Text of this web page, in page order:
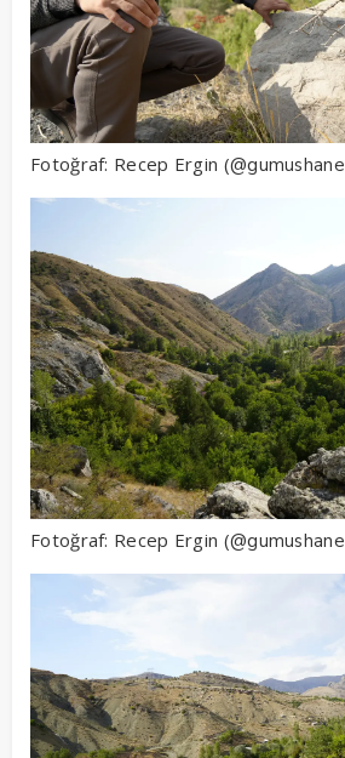
Fotoğraf: Recep Ergin (@gumushane
Fotoğraf: Recep Ergin (@gumushane